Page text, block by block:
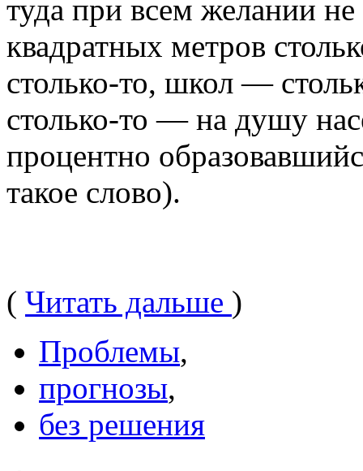
туда при всем желании
квадратных метров
столько-то, школ —
столько-то — на душу
процентно
такое слово).
( Читать дальше )
Проблемы,
прогнозы,
без решения